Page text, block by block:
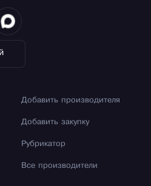
Добавить производителя
Добавить закупку
Рубрикатор
Все производители